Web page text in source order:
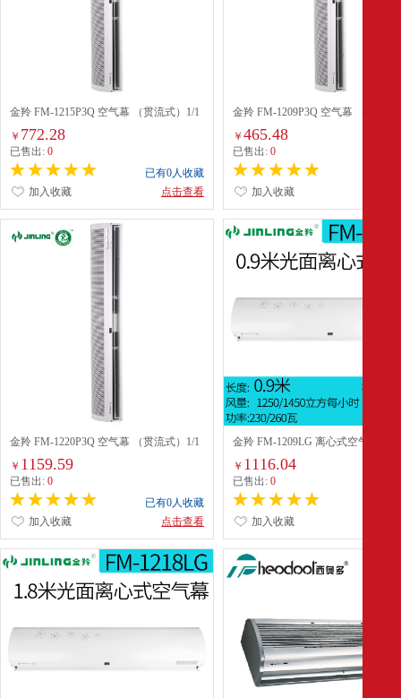
金羚 FM-1215P3Q 空气幕 （贯流式）1/1
￥ 772.28
已售出: 0
已有0人收藏
点击查看
加入收藏
金羚 FM-1209P3Q 空气幕 （贯流式
￥465.48
已售出:0
加入收藏
金羚 FM-1220P3Q 空气幕 （贯流式）1/1
￥ 1159.59
已售出: 0
已有0人收藏
点击查看
加入收藏
金羚 FM-1209LG 离心式空气幕 1/1
￥ 1116.04
已售出:0
加入收藏